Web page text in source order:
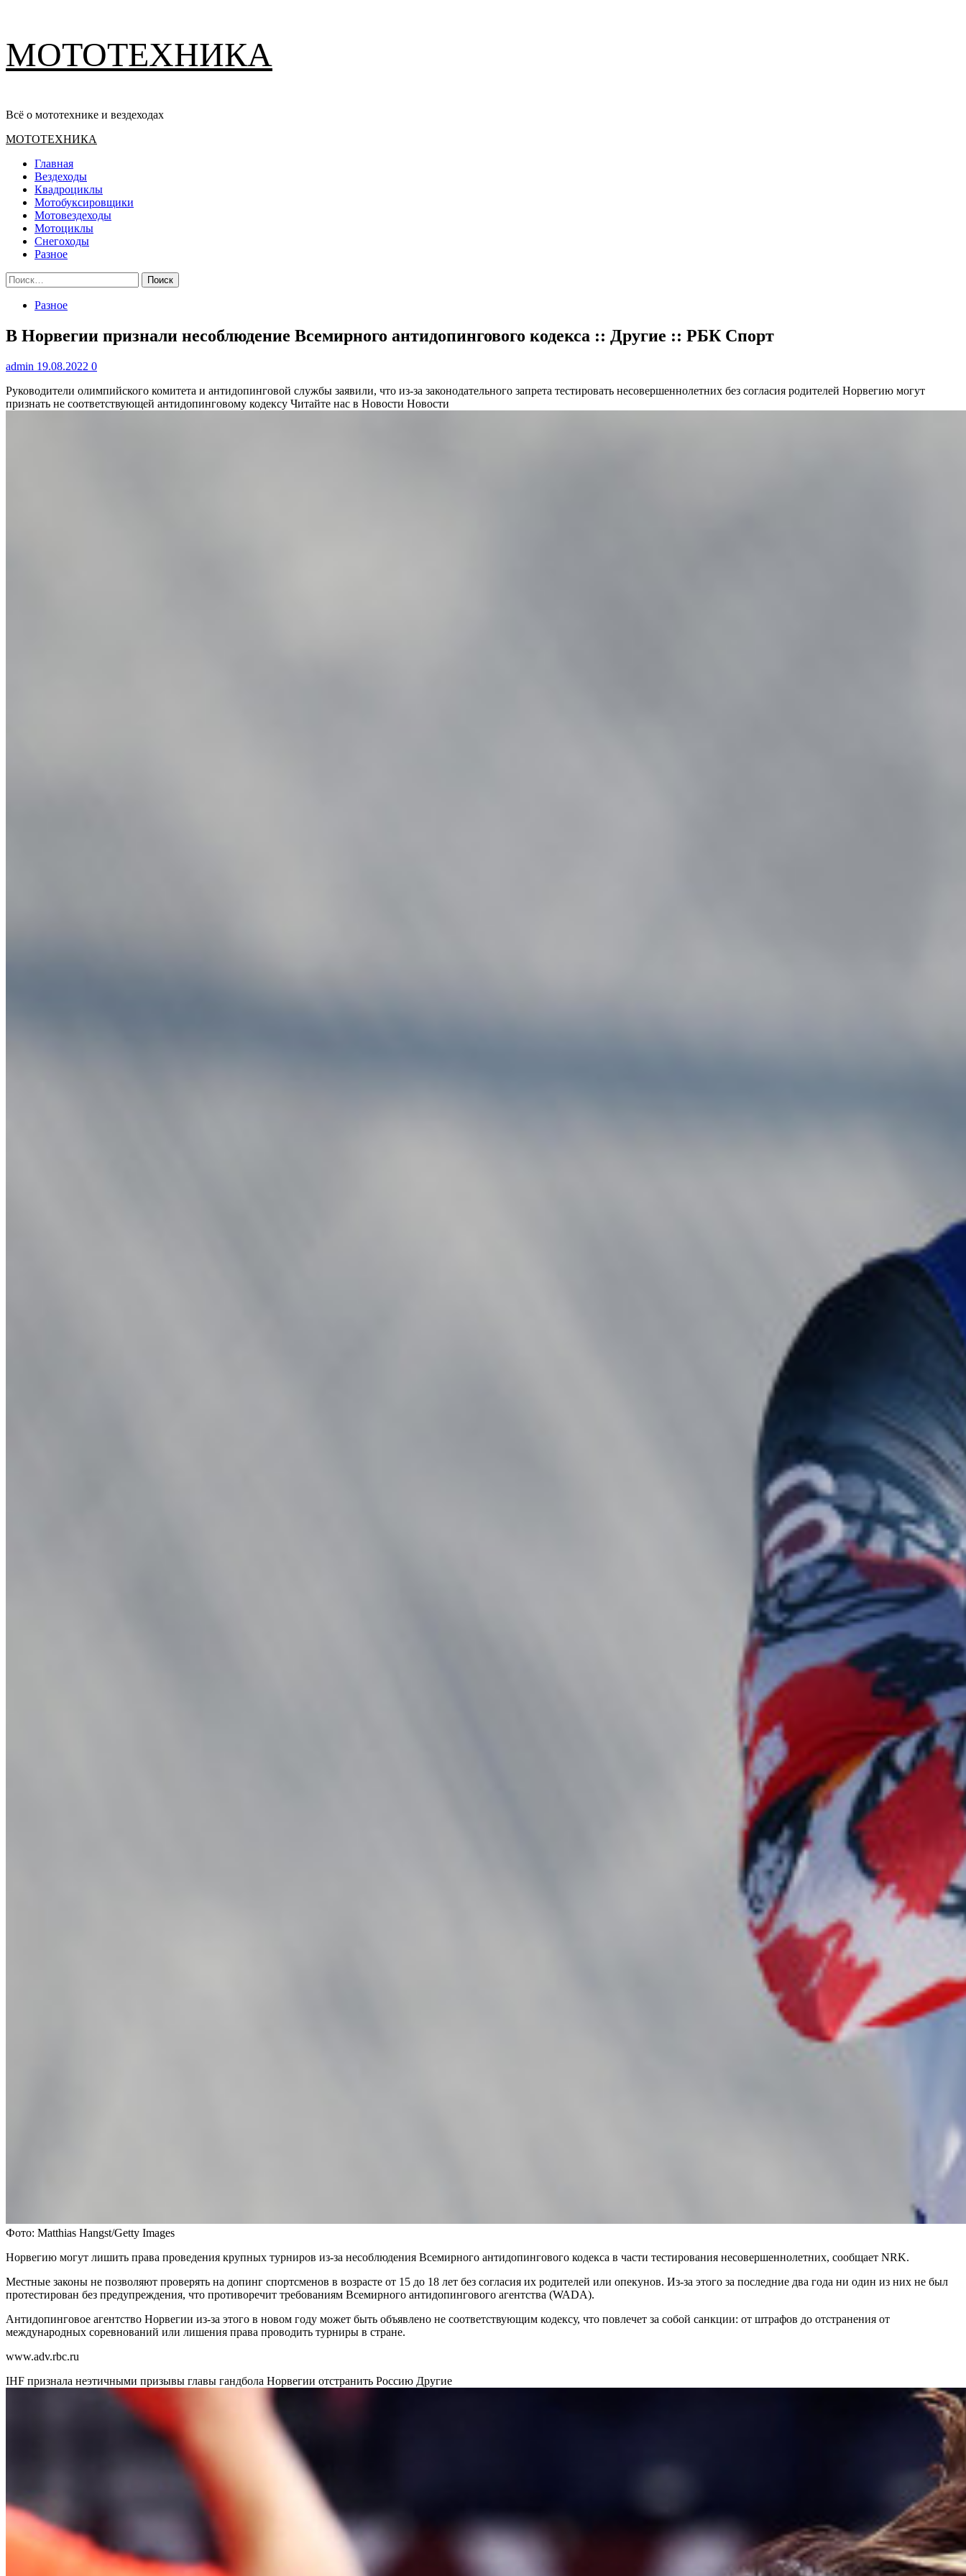
содержимому
МОТОТЕХНИКА
Всё о мототехнике и вездеходах
Основное
МОТОТЕХНИКА
Главная
Вездеходы
Квадроциклы
Мотобуксировщики
Мотовездеходы
Мотоциклы
Снегоходы
Разное
Найти:
Разное
В Норвегии признали несоблюдение Всемирного антидопингового кодекса :: Другие :: РБК Спорт
admin 19.08.2022 0
Руководители олимпийского комитета и антидопинговой службы заявили, что из-за законодательного запрета тестировать несовершеннолетних без согласия родителей Норвегию могут
признать не соответствующей антидопинговому кодексу Читайте нас в Новости Новости
Фото: Matthias Hangst/Getty Images
Норвегию могут лишить права проведения крупных турниров из-за несоблюдения Всемирного антидопингового кодекса в части тестирования несовершеннолетних, сообщает NRK.
Местные законы не позволяют проверять на допинг спортсменов в возрасте от 15 до 18 лет без согласия их родителей или опекунов. Из-за этого за последние два года ни один из них не был
протестирован без предупреждения, что противоречит требованиям Всемирного антидопингового агентства (WADA).
Антидопинговое агентство Норвегии из-за этого в новом году может быть объявлено не соответствующим кодексу, что повлечет за собой санкции: от штрафов до отстранения от
международных соревнований или лишения права проводить турниры в стране.
www.adv.rbc.ru
IHF признала неэтичными призывы главы гандбола Норвегии отстранить Россию Другие